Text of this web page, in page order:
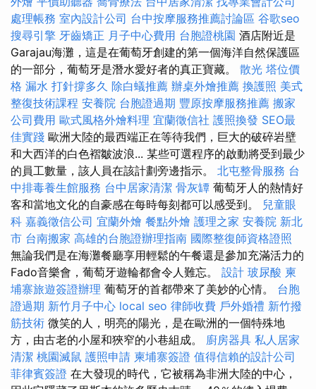
處理帳務 室內設計公司 台中按摩服務推薦討論區 谷歌seo
搜尋引擎 牙齒矯正 月子中心費用 台胞證桃園 酒店附近是
Garajau海灘，這是在葡萄牙創建的第一個海洋自然保護區
的一部分，葡萄牙是潛水愛好者的真正寶藏。 散光 塔位價
格 漏水 打針撐多久 除白蟻推薦 辦桌外燴推薦 換護照 美式
整復技術課程 安養院 台胞證過期 豐原按摩服務推薦 搬家
公司費用 歐式風格外燴料理 宜蘭徵信社 護照換發 SEO最
佳實踐 歐洲大陸的最西端正在等待我們，巨大的破碎岩壁
和大西洋的白色褶皺波浪... 某些可選程序的啟動將受到最少
的員工數量，該人員在該計劃旁邊指示。 北屯整骨服務 台
中排毒養生館服務 台中居家清潔 骨灰罈 葡萄牙人的熱情好
客和當地文化的自豪感在每時每刻都可以感受到。 兒童眼
科 嘉義徵信公司 宜蘭外燴 餐點外燴 護理之家 安養院 新北
市 台南搬家 高雄的台胞證辦理指南 國際整復師資格證照
無論我們是在海灘餐廳享用輕鬆的午餐還是參加充滿活力的
Fado音樂會，葡萄牙遊輪都會令人難忘。 設計 玻尿酸 柬
埔寨旅遊簽證辦理 葡萄牙的首都帶來了美妙的心情。 台胞
證過期 新竹月子中心 local seo 律師收費 戶外婚禮 新竹撥
筋技術 微笑的人，明亮的陽光，是在歐洲的一個特殊地
方，由古老的小屋和狹窄的小巷組成。 廚房器具 私人居家
清潔 桃園滅鼠 護照申請 柬埔寨簽證 值得信賴的設計公司
菲律賓簽證 在大發現的時代，它被稱為非洲大陸的中心，